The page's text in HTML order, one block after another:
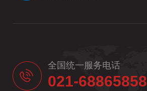
全国统一服务电话
021-68865858